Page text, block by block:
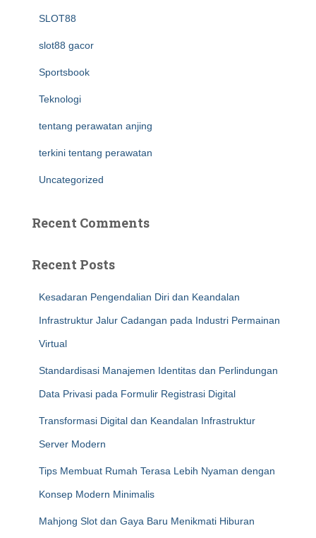
SLOT88
slot88 gacor
Sportsbook
Teknologi
tentang perawatan anjing
terkini tentang perawatan
Uncategorized
Recent Comments
Recent Posts
Kesadaran Pengendalian Diri dan Keandalan
Infrastruktur Jalur Cadangan pada Industri Permainan
Virtual
Standardisasi Manajemen Identitas dan Perlindungan
Data Privasi pada Formulir Registrasi Digital
Transformasi Digital dan Keandalan Infrastruktur
Server Modern
Tips Membuat Rumah Terasa Lebih Nyaman dengan
Konsep Modern Minimalis
Mahjong Slot dan Gaya Baru Menikmati Hiburan